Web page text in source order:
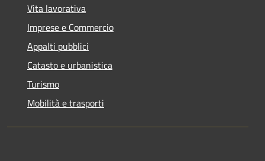
Vita lavorativa
Imprese e Commercio
Appalti pubblici
Catasto e urbanistica
Turismo
Mobilità e trasporti